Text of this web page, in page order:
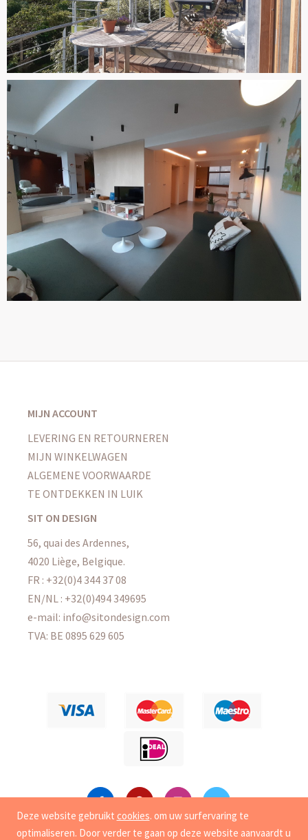
MIJN ACCOUNT
LEVERING EN RETOURNEREN
MIJN WINKELWAGEN
ALGEMENE VOORWAARDE
TE ONTDEKKEN IN LUIK
SIT ON DESIGN
56, quai des Ardennes,
4020 Liège, Belgique.
FR : +32(0)4 344 37 08
EN/NL : +32(0)494 349695
e-mail: info@sitondesign.com
TVA: BE 0895 629 605
Deze website gebruikt cookies. om uw surfervaring te
optimaliseren. Door verder te gaan op deze website aanvaardt u